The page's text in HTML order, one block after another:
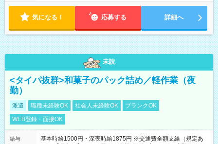
気になる！ 応募する 詳細へ
未読
<タイパ抜群>和菓子のパック詰め／軽作業（夜
勤）
派遣 職種未経験OK 社会人未経験OK
ブランクOK
WEB登録・面接OK
給与
基本時給1500円・深夜時給1875円 ※交通費全額支給（規定あ